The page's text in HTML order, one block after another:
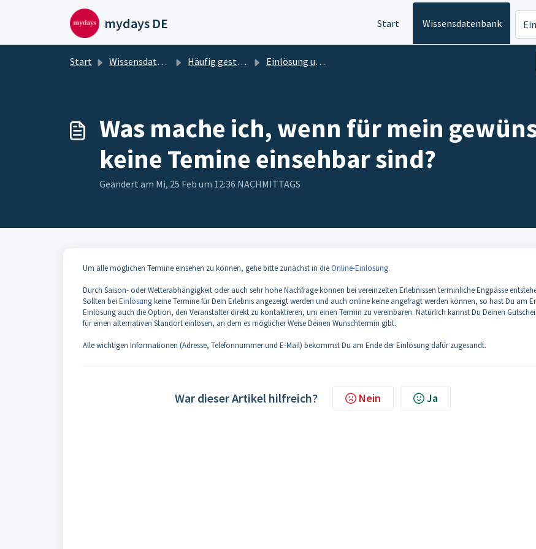
Zum hauptsächlichen Inhalt gehen
mydays DE Start Wissensdatenbank
Start Wissensdatenbank Häufig gestellte Fragen Einlösung und Terminbuchung
Was mache ich, wenn für mein
keine Temine einsehbar sind?
Geändert am Mi, 25 Feb um 12:36 NACHMITTAGS
Um alle möglichen Termine einsehen zu können, gehe bitte zunächst in dieOnline-Einlösung.
Durch Saison- oder Wetterabhängigkeit oder auch sehr hohe Nachfrage können bei vereinzelten Erlebnissen terminliche Engpässe
Sollten bei Einlösungkeine Termine für Dein Erlebnis angezeigt werden und auch online keine angefragt werden können, so hast Du am
Einlösung auch die Option, den Veranstalter direkt zu kontaktieren, um einen Termin zu vereinbaren. Natürlich kannst Du Deinen
für einen alternativen Standort einlösen, an dem es möglicher Weise Deinen Wunschtermin gibt.
Alle wichtigen Informationen (Adresse, Telefonnummer und E-Mail) bekommst Du am Ende der Einlösung dafür zugesandt.
War dieser Artikel hilfreich? Nein Ja